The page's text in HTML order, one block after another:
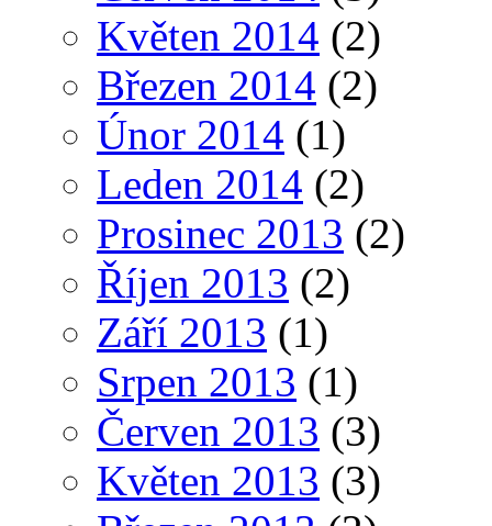
Květen 2014 (2)
Březen 2014 (2)
Únor 2014 (1)
Leden 2014 (2)
Prosinec 2013 (2)
Říjen 2013 (2)
Září 2013 (1)
Srpen 2013 (1)
Červen 2013 (3)
Květen 2013 (3)